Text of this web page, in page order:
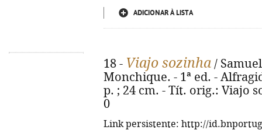
ADICIONAR À LISTA
18 - Viajo sozinha /
Monchique. - 1ª ed. -
p. ; 24 cm. - Tít. orig.: Viajo
0
Link persistente: http://